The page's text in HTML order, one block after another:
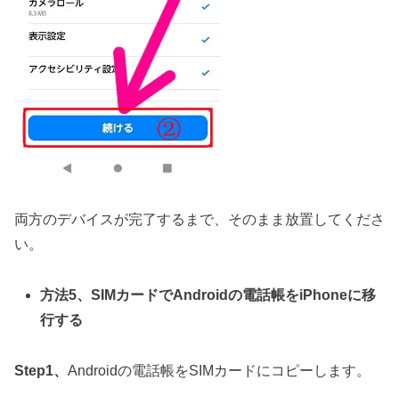
両方のデバイスが完了するまで、そのまま放置してくださ
い。
方法5、SIMカードでAndroidの電話帳をiPhoneに移
行する
Step1、 Androidの電話帳をSIMカードにコピーします。